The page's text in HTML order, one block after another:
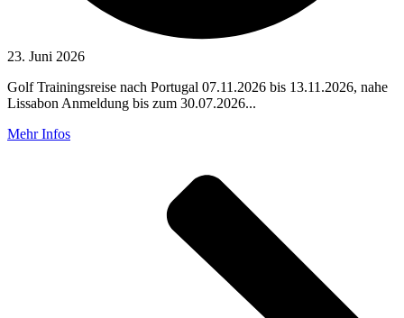
23. Juni 2026
Golf Trainingsreise nach Portugal 07.11.2026 bis 13.11.2026, nahe
Lissabon Anmeldung bis zum 30.07.2026...
Mehr Infos